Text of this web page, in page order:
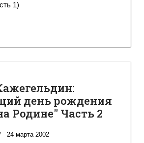
1)
день рождения
Родине" Часть 2
24 марта 2002